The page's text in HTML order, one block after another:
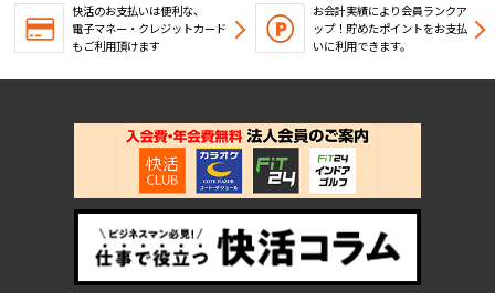
快活のお支払いは便利な、
電子マネー・クレジットカード
もご利用頂けます
お会計実績により会員ランクア
ップ！ 貯めたポイントをお支払
いに利用できます。